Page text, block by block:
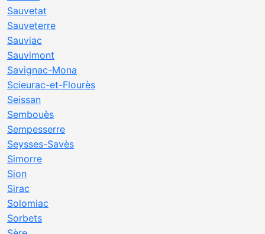
Sauvetat
Sauveterre
Sauviac
Sauvimont
Savignac-Mona
Scieurac-et-Flourès
Seissan
Sembouès
Sempesserre
Seysses-Savès
Simorre
Sion
Sirac
Solomiac
Sorbets